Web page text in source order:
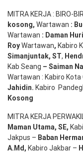
MITRA KERJA : BIRO-
kosong, Wartawan :
Wartawan : Daman
RoyWartawan, Kabiro
Simanjuntak, ST,
Kab Seang – Saiman
Wartawan : Kabiro Kota
Jahidin. Kabiro
Kosong
MITRA KERJA
Maman Utama, SE,
Jakpus – Baban
A.Md , Kabiro Jakbar –